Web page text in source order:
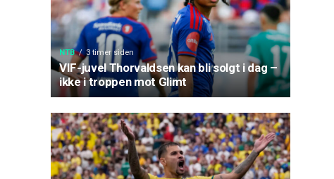
NTB 3 timer siden
VIF-juvel Thorvaldsen kan bli solgt i dag –
ikke i troppen mot Glimt